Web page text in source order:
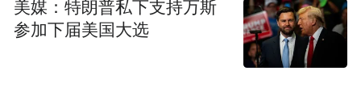
美媒：特朗普私下支持万斯
参加下届美国大选